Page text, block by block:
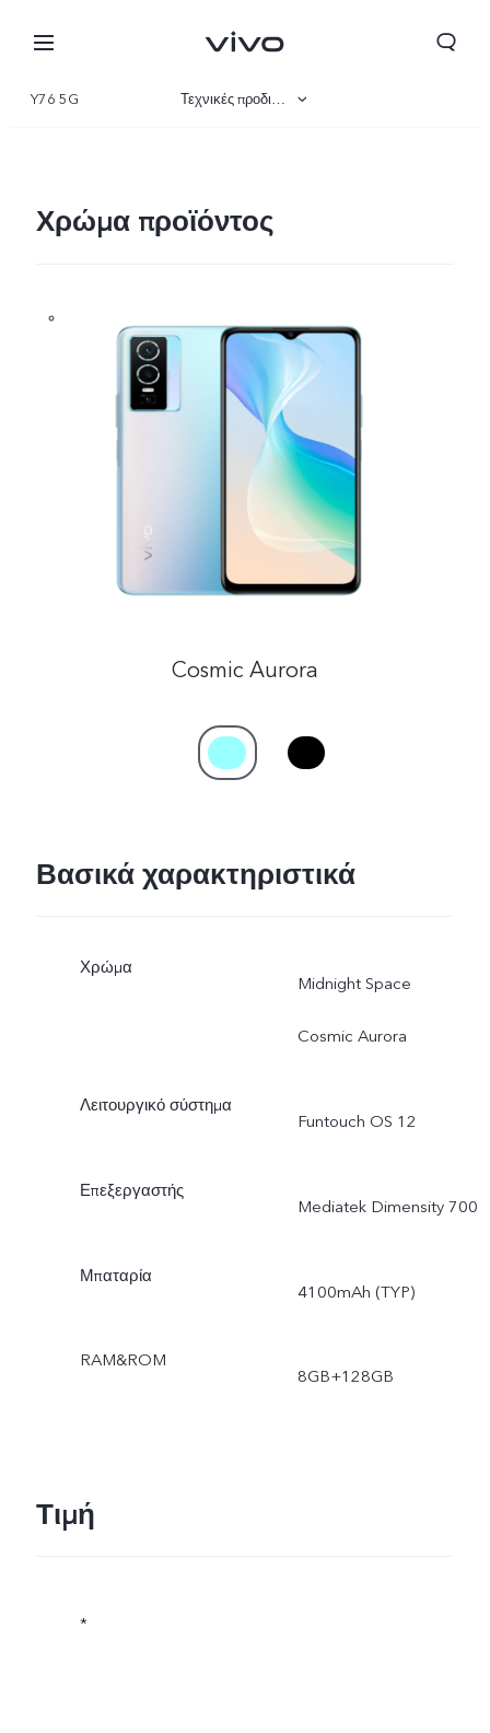
Y76 5G Τεχνικές προδιαγραφές
Χρώμα προϊόντος
Cosmic Aurora
Βασικά χαρακτηριστικά
Χρώμα
Midnight Space
Cosmic Aurora
Λειτουργικό σύστημα
Funtouch OS 12
Επεξεργαστής
Mediatek Dimensity 700
Μπαταρία
4100mAh (TYP)
RAM&ROM
8GB+128GB
Τιμή
*